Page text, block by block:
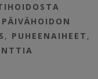
PÄIVÄHOIDON
, PUHEENAIHEET ,